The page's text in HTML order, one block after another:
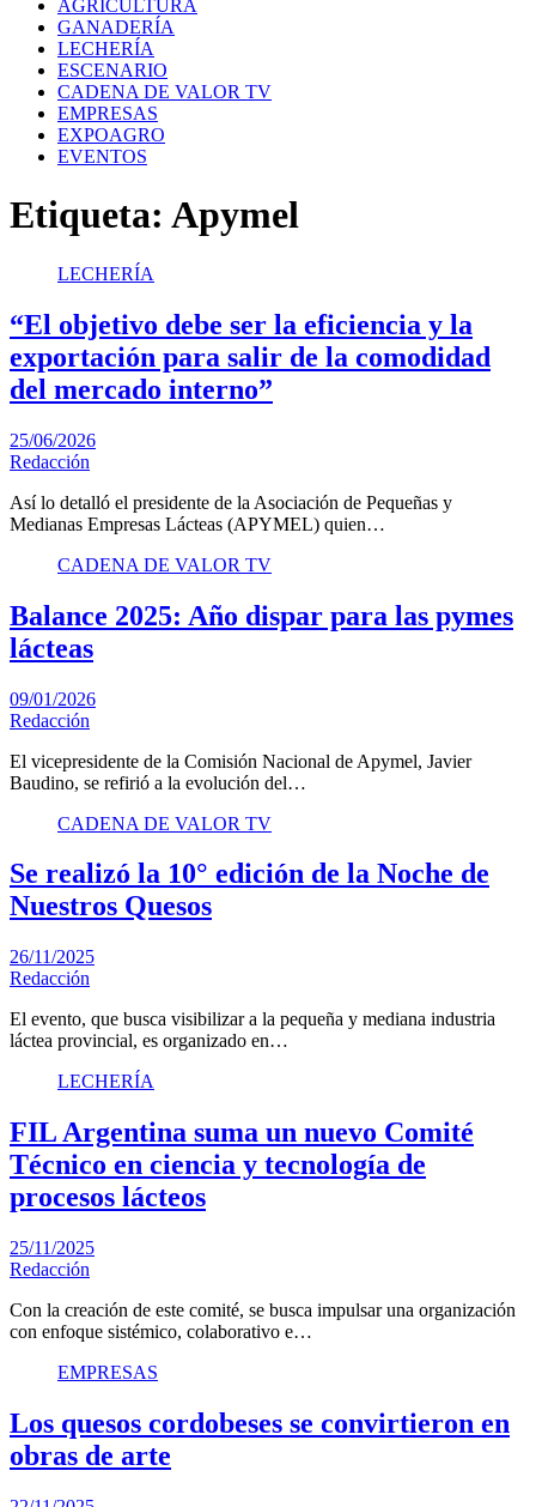
AGRICULTURA
GANADERÍA
LECHERÍA
ESCENARIO
CADENA DE VALOR TV
EMPRESAS
EXPOAGRO
EVENTOS
Etiqueta: Apymel
LECHERÍA
“El objetivo debe ser la eficiencia y la
exportación para salir de la comodidad
del mercado interno”
25/06/2026
Redacción
Así lo detalló el presidente de la Asociación de Pequeñas y
Medianas Empresas Lácteas (APYMEL) quien…
CADENA DE VALOR TV
Balance 2025: Año dispar para las pymes
lácteas
09/01/2026
Redacción
El vicepresidente de la Comisión Nacional de Apymel, Javier
Baudino, se refirió a la evolución del…
CADENA DE VALOR TV
Se realizó la 10° edición de la Noche de
Nuestros Quesos
26/11/2025
Redacción
El evento, que busca visibilizar a la pequeña y mediana industria
láctea provincial, es organizado en…
LECHERÍA
FIL Argentina suma un nuevo Comité
Técnico en ciencia y tecnología de
procesos lácteos
25/11/2025
Redacción
Con la creación de este comité, se busca impulsar una organización
con enfoque sistémico, colaborativo e…
EMPRESAS
Los quesos cordobeses se convirtieron en
obras de arte